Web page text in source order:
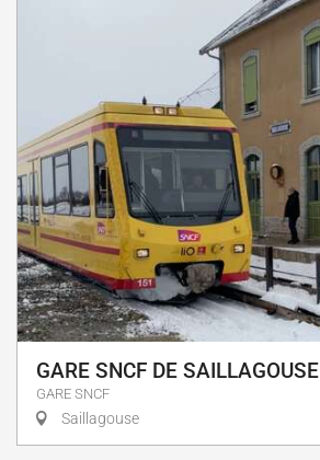
GARE SNCF DE SAILLAGOUSE
GARE SNCF
Saillagouse